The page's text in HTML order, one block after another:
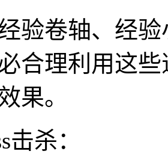
验卷轴、经
合理利用这
果。
击杀：